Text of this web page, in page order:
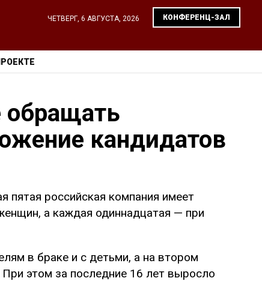
ЧЕТВЕРГ, 6 АВГУСТА, 2026 КОНФЕРЕНЦ-ЗАЛ
обращать
кандидатов
пятая российская компания имеет
а каждая одиннадцатая — при
в браке и с детьми, а на втором
этом за последние 16 лет выросло